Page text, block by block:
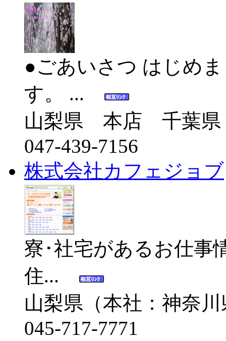
●ごあいさつ はじめ
す。 ...
山梨県 本店 千葉県
047-439-7156
株式会社カフェジョブ
寮･社宅があるお仕事
住...
山梨県（本社：神奈
045-717-7771